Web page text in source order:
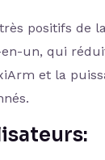
positifs de
un, qui
et la